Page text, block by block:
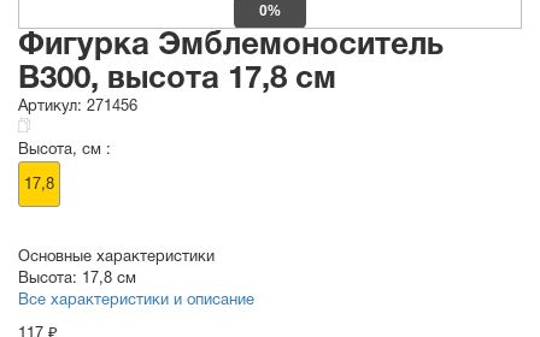
0%
Фигурка Эмблемоноситель
B300, высота 17,8 см
Артикул: 271456
Высота, см :
17,8
Основные характеристики
Высота: 17,8 см
Все характеристики и описание